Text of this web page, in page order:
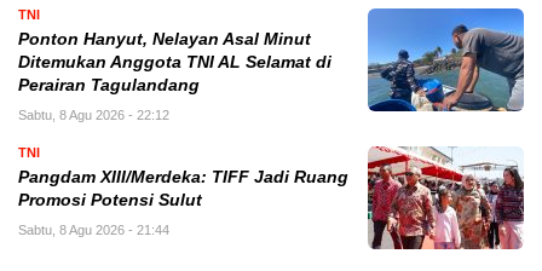
TNI
Ponton Hanyut, Nelayan Asal Minut
Ditemukan Anggota TNI AL Selamat di
Perairan Tagulandang
Sabtu, 8 Agu 2026 - 22:12
TNI
Pangdam XIII/Merdeka: TIFF Jadi Ruang
Promosi Potensi Sulut
Sabtu, 8 Agu 2026 - 21:44